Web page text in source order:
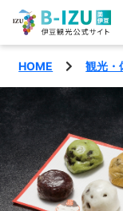
伊豆半島を知る
伊豆のみどころ
みる
あそぶ
観光・体験
イベント
HOME 観光・